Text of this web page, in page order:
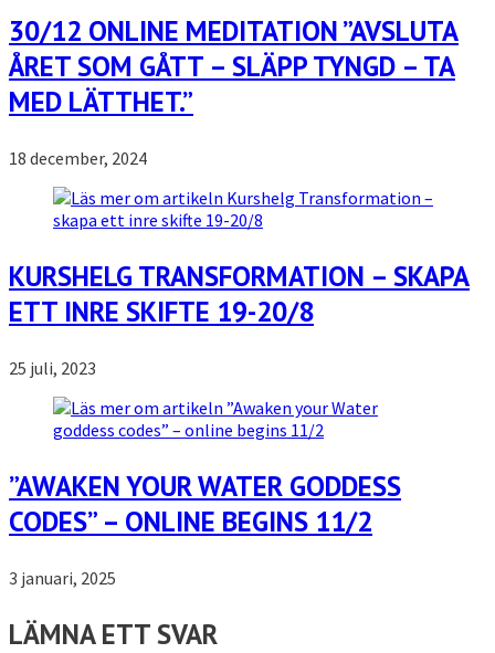
30/12 ONLINE MEDITATION ”AVSLUTA
ÅRET SOM GÅTT – SLÄPP TYNGD – TA
MED LÄTTHET.”
18 december, 2024
KURSHELG TRANSFORMATION – SKAPA
ETT INRE SKIFTE 19-20/8
25 juli, 2023
”AWAKEN YOUR WATER GODDESS
CODES” – ONLINE BEGINS 11/2
3 januari, 2025
LÄMNA ETT SVAR